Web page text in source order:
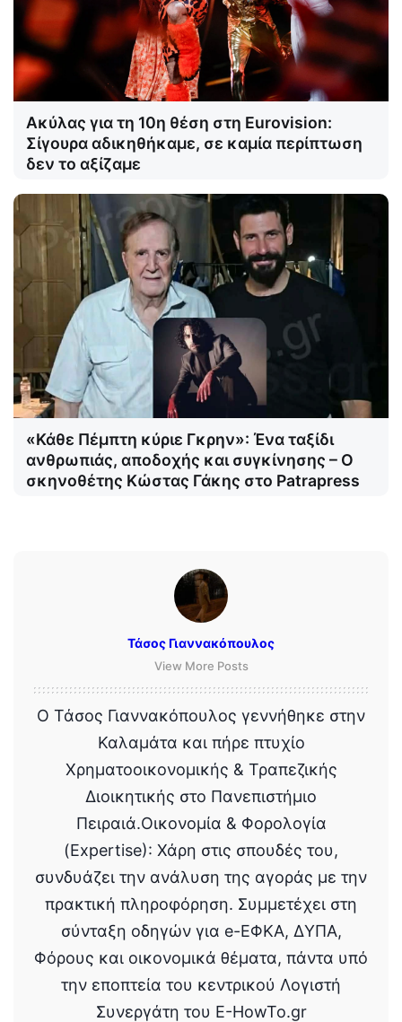
Ακύλας για τη 10η θέση στη Eurovision:
Σίγουρα αδικηθήκαμε, σε καμία περίπτωση
δεν το αξίζαμε
«Κάθε Πέμπτη κύριε Γκρην»: Ένα ταξίδι
ανθρωπιάς, αποδοχής και συγκίνησης – Ο
σκηνοθέτης Κώστας Γάκης στο Patrapress
Τάσος Γιαννακόπουλος
View More Posts
Ο Τάσος Γιαννακόπουλος γεννήθηκε στην
Καλαμάτα και πήρε πτυχίο
Χρηματοοικονομικής & Τραπεζικής
Διοικητικής στο Πανεπιστήμιο
Πειραιά.Οικονομία & Φορολογία
(Expertise): Χάρη στις σπουδές του,
συνδυάζει την ανάλυση της αγοράς με την
πρακτική πληροφόρηση. Συμμετέχει στη
σύνταξη οδηγών για e-ΕΦΚΑ, ΔΥΠΑ,
Φόρους και οικονομικά θέματα, πάντα υπό
την εποπτεία του κεντρικού Λογιστή
Συνεργάτη του E-HowTo.gr